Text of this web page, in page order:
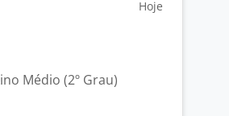
Hoje
Médio (2º Grau)